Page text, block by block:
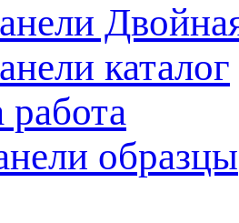
каталог
образцы